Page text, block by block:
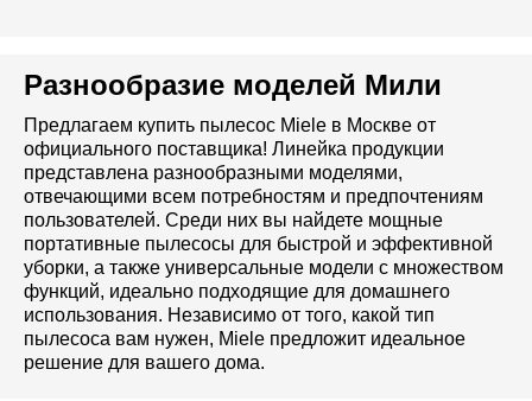
Разнообразие моделей Мили
Предлагаем купить пылесос Miele в Москве от
официального поставщика! Линейка продукции
представлена разнообразными моделями,
отвечающими всем потребностям и предпочтениям
пользователей. Среди них вы найдете мощные
портативные пылесосы для быстрой и эффективной
уборки, а также универсальные модели с множеством
функций, идеально подходящие для домашнего
использования. Независимо от того, какой тип
пылесоса вам нужен, Miele предложит идеальное
решение для вашего дома.
условиях открытия
+7
Я даю
согласие на обработку моих
персональных данных в соответствии
сполитикой конфиденциальности.
Получить предложение